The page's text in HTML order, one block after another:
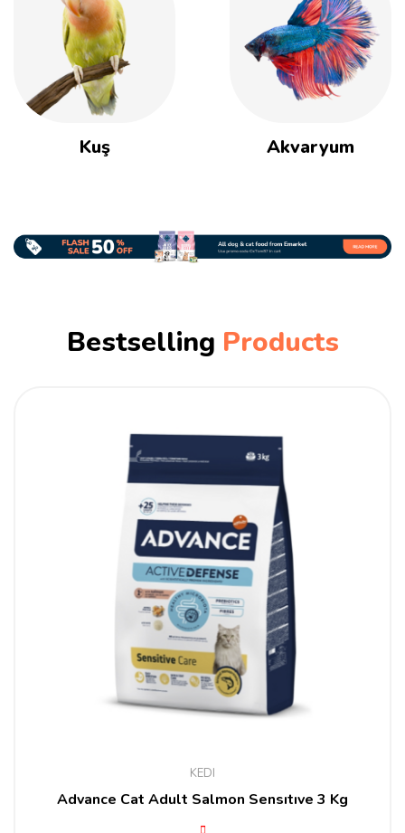
Kuş Akvaryum
Bestselling Products
KEDI
Advance Cat Adult Salmon Sensıtıve 3 Kg